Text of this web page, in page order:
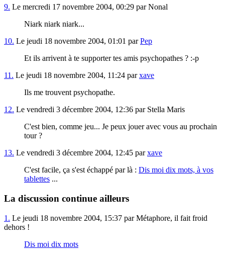
9. Le mercredi 17 novembre 2004, 00:29 par Nonal
Niark niark niark...
10. Le jeudi 18 novembre 2004, 01:01 parPep
Et ils arrivent à te supporter tes amis psychopathes ? :-p
11. Le jeudi 18 novembre 2004, 11:24 parxave
Ils me trouvent psychopathe.
12. Le vendredi 3 décembre 2004, 12:36 par Stella Maris
C'est bien, comme jeu... Je peux jouer avec vous au prochain
tour ?
13. Le vendredi 3 décembre 2004, 12:45 parxave
C'est facile, ça s'est échappé par là : Dis moi dix mots, à vos
tablettes ...
La discussion continue ailleurs
1. Le jeudi 18 novembre 2004, 15:37 par Métaphore, il fait froid
dehors !
Dis moi dix mots